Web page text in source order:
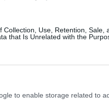
Collection, Use, Retention, Sale,
that Is Unrelated with the
to enable storage related to
osztották meg a